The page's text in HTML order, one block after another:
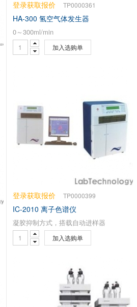
登录获取报价 TP0000361
HA-300 氢空气体发生器
0～300ml/min
加入选购单
登录获取报价 TP0000399
IC-2010 离子色谱仪
凝胶抑制方式，搭载自动进样器
加入选购单